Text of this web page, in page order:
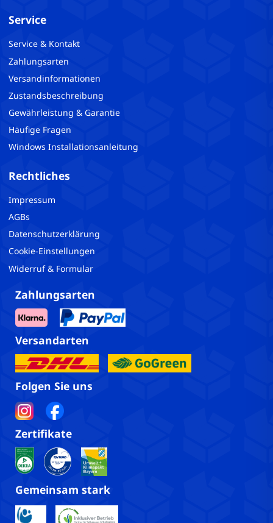
Service
Service & Kontakt
Zahlungsarten
Versandinformationen
Zustandsbeschreibung
Gewährleistung & Garantie
Häufige Fragen
Windows Installationsanleitung
Rechtliches
Impressum
AGBs
Datenschutzerklärung
Cookie-Einstellungen
Widerruf & Formular
Zahlungsarten
Versandarten
Folgen Sie uns
Zertifikate
Gemeinsam stark